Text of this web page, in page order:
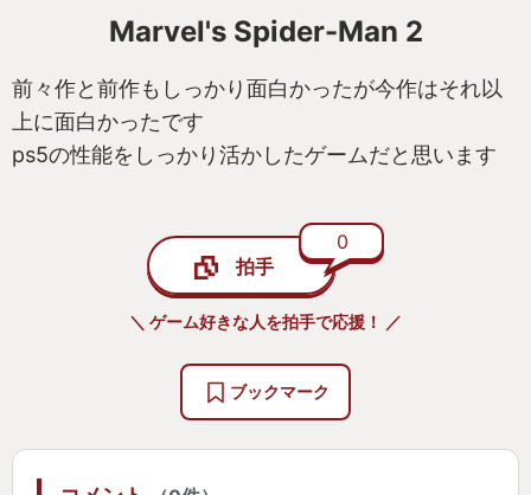
Marvel's Spider-Man 2
前々作と前作もしっかり面白かったが今作はそれ以
上に面白かったです
ps5の性能をしっかり活かしたゲームだと思います
拍手
0
＼ ゲーム好きな人を拍手で応援！ ／
ブックマーク